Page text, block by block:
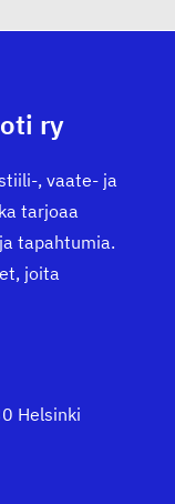
ry
, vaate- ja
tarjoaa
tapahtumia.
joita
Helsinki